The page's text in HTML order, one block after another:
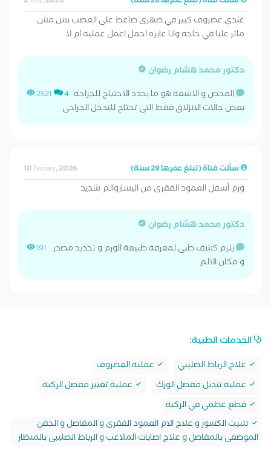
عندي غضروف كبير في ضهرى ضاغط على العصب بس مش
ماثر عليا في حاجه وانا عايزه احمل اعمل عمليه ام لا
دكتور محمد هشام رضوان
2521 4 الفحص و الاشعة هو ما يحدد الاحتياج للجراحة
بعض حالات الانزلاق فقط التى تحتاج للتدخل الجراحى
سألت فتاة (تبلغ عمرها 29 سنة) 10 January, 2026
ورم أسفل العمود الفقرى من اليساروالم شديد
دكتور محمد هشام رضوان
191 يلزم كشف طبى لمعرفة طبيعة الورم و تحديد مصدر
و مكان الالم
الخدمات الطبية:
علاج الرباط الصليبي
عملية الغضروف
عملية تبديل مفصل الورك
عملية تغيير مفصل الركبة
قطع عظمي في الركبة
تثبيت الكسور و علاج الام العمود الفقرى و المفاصل و الحقن
الموضعى بالمفاصل و علاج اصابات الملاعب و الرباط الصليبى بالمنظار